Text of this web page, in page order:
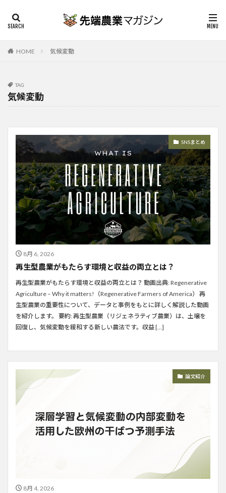
HOME 気候変動
TAG
気候変動
SNSまとめ
8月 6, 2026
再生型農業がもたらす環境と収益の両立とは？
再生型農業がもたらす環境と収益の両立とは？ 動画出典: Regenerative
Agriculture – Why it matters!（Regenerative Farmers of America） 再
生型農業の重要性について、データと事例をもとに詳しく解説した動画
を紹介します。 要約: 再生型農業（リジェネラティブ農業）は、土壌を
回復し、気候変動を緩和する新しい農法です。収益 […]
論文紹介
8月 4, 2026